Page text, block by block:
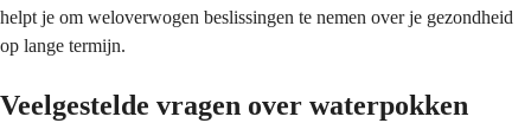
helpt je om weloverwogen beslissingen te nemen over je gezondheid
op lange termijn.
Veelgestelde vragen over waterpokken